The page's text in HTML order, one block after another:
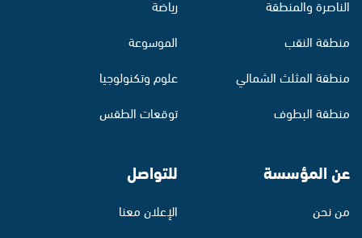
الناصرة والمنطقة
منطقة النقب
منطقة المثلث الشمالي
منطقة البطوف
رياضة
الموسوعة
علوم وتكنولوجيا
توقعات الطقس
عن المؤسسة
من نحن
للتواصل
الإعلان معنا